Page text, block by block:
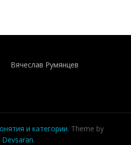
Вячеслав Румянцев
и категории. Theme by
Devsaran.